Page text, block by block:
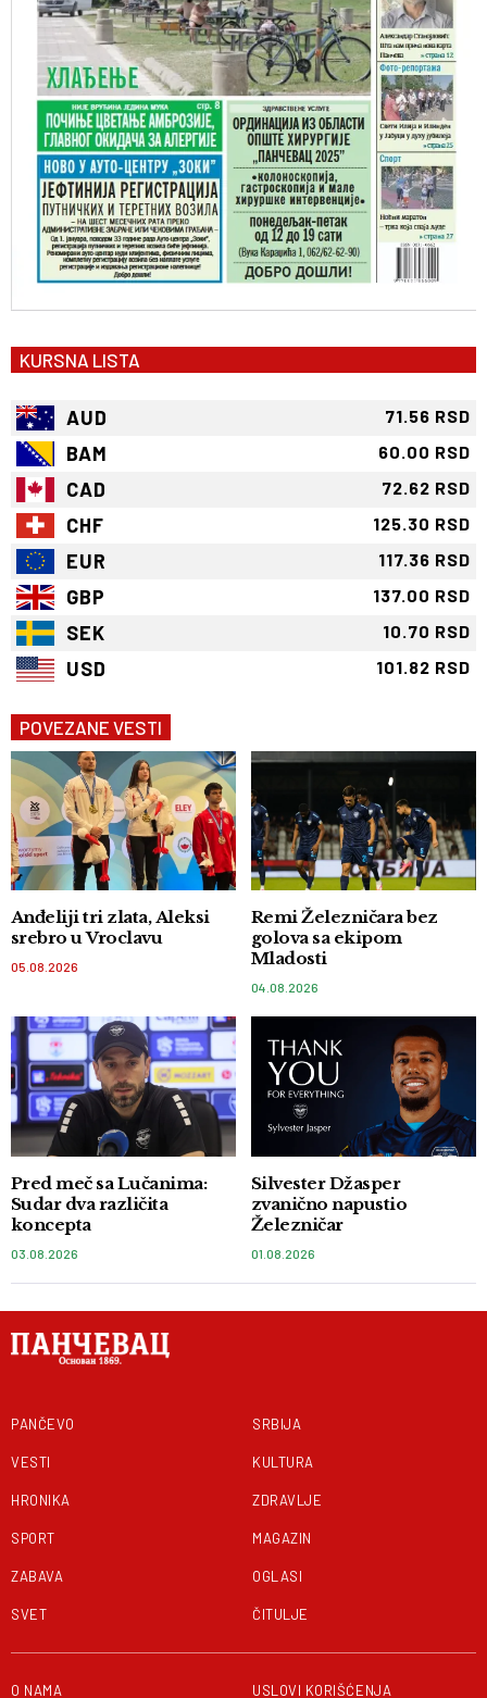
KURSNA LISTA
AUD 71.56 RSD
BAM 60.00 RSD
CAD 72.62 RSD
CHF 125.30 RSD
EUR 117.36 RSD
GBP 137.00 RSD
SEK 10.70 RSD
USD 101.82 RSD
POVEZANE VESTI
Anđeliji tri zlata, Aleksi
srebro u Vroclavu
05.08.2026
Remi Železničara bez
golova sa ekipom
Mladosti
04.08.2026
Pred meč sa Lučanima:
Sudar dva različita
koncepta
03.08.2026
Silvester Džasper
zvanično napustio
Železničar
01.08.2026
PANČEVO
VESTI
HRONIKA
SPORT
ZABAVA
SVET
SRBIJA
KULTURA
ZDRAVLJE
MAGAZIN
OGLASI
ČITULJE
O NAMA USLOVI KORIŠĆENJA